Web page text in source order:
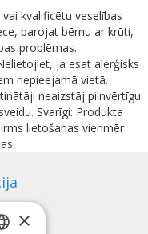
kvalificētu veselības
barojat bērnu ar krūti,
problēmas.
ja esat alerģisks
nepieejamā vietā.
neaizstāj pilnvērtīgu
Svarīgi: Produkta
lietošanas vienmēr
×